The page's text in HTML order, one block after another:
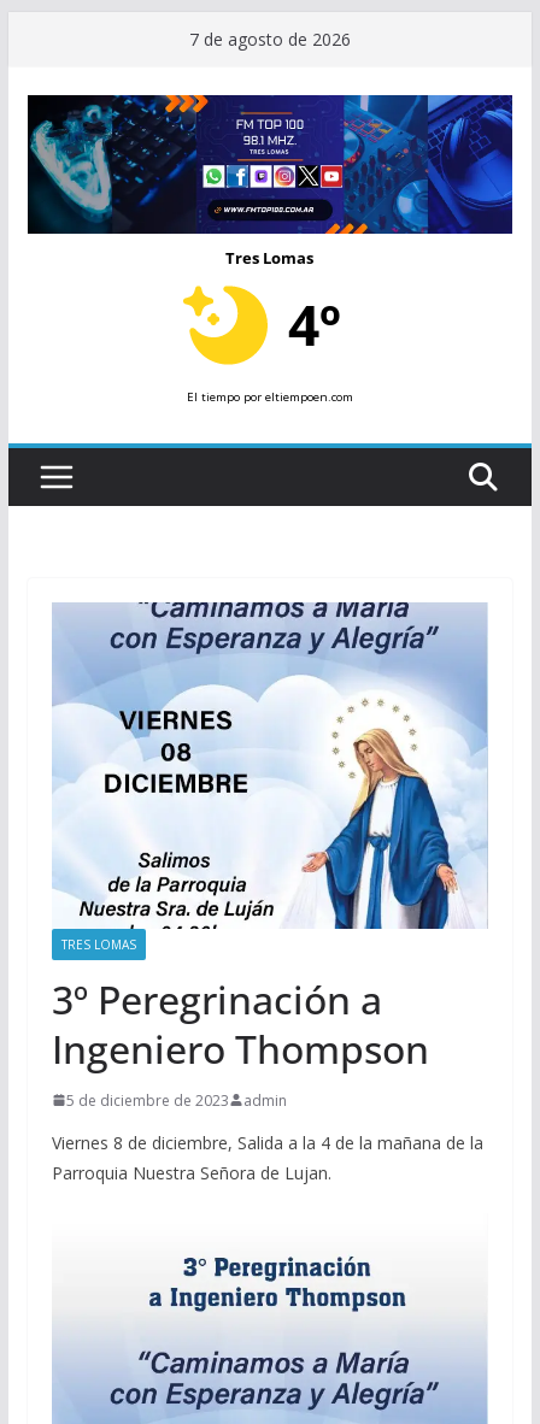
contenido
7 de agosto de 2026
Tres Lomas
4º
El tiempopor eltiempoen.com
TRES LOMAS
3º Peregrinación a
Ingeniero Thompson
5 de diciembre de 2023 admin
Viernes 8 de diciembre, Salida a la 4 de la mañana de la
Parroquia Nuestra Señora de Lujan.